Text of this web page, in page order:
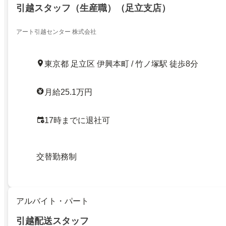
引越スタッフ（生産職）（足立支店）
アート引越センター 株式会社
東京都 足立区 伊興本町 / 竹ノ塚駅 徒歩8分
月給25.1万円
17時までに退社可
交替勤務制
アルバイト・パート
引越配送スタッフ